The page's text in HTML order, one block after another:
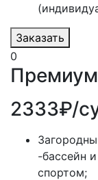
Заказать
0
Премиум
2333₽/
-бассейн
спортом;